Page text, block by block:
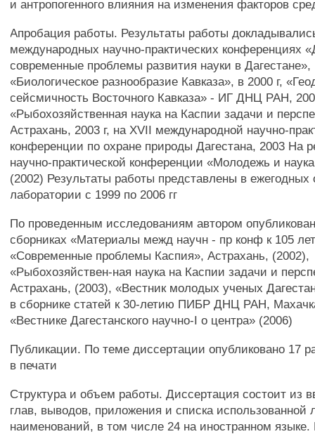
и антропогенного влияния на изменения факторов
Апробация работы. Результаты работы
международных научно-практических конференциях
современные проблемы развития науки в Дагестане»,
«Биологическое разнообразие Кавказа», в 2000 г,
сейсмичность Восточного Кавказа» - ИГ ДНЦ РАН,
«Рыбохозяйственная наука на Каспии задачи и
Астрахань, 2003 г, на XVII международной научно-
конференции по охране природы Дагестана, 2003 На
научно-практической конференции «Молодежь и
(2002) Результаты работы представлены в ежегодных
лаборатории с 1999 по 2006 гг
По проведенным исследованиям автором
сборниках «Материалы межд научн - пр конф к 105
«Современные проблемы Каспия», Астрахань, (2002),
«Рыбохозяйствен-ная наука на Каспии задачи и
Астрахань, (2003), «Вестник молодых ученых
в сборнике статей к 30-летию ПИБР ДНЦ РАН,
«Вестнике Дагестанского научно-I о центра» (2006)
Публикации. По теме диссертации опубликовано 17
в печати
Структура и объем работы. Диссертация состоит из
глав, выводов, приложения и списка
наименований, в том числе 24 на иностранном языке.